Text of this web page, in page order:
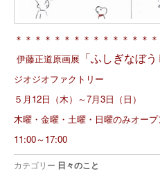
＊＊＊＊＊＊＊＊＊＊＊＊＊＊
伊藤正道原画展 「ふしぎなぼ
ジオジオファクトリー
５月12日（木）～7月3日（日）
木曜・金曜・土曜・日曜のみオープ
11:00～17:00
カテゴリー 日々のこと